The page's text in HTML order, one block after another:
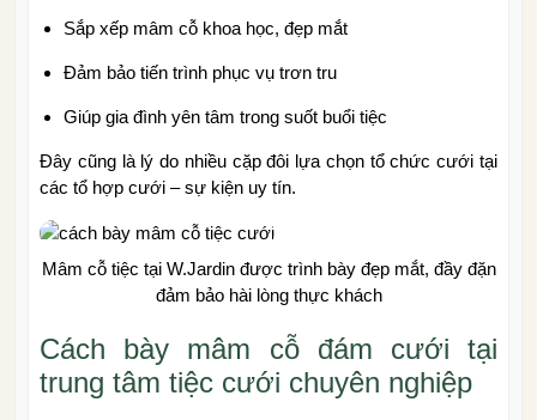
Sắp xếp mâm cỗ khoa học, đẹp mắt
Đảm bảo tiến trình phục vụ trơn tru
Giúp gia đình yên tâm trong suốt buổi tiệc
Đây cũng là lý do nhiều cặp đôi lựa chọn tổ chức cưới tại
các tổ hợp cưới – sự kiện uy tín.
Mâm cỗ tiệc tại W.Jardin được trình bày đẹp mắt, đầy đặn
đảm bảo hài lòng thực khách
Cách bày mâm cỗ đám cưới tại
trung tâm tiệc cưới chuyên nghiệp